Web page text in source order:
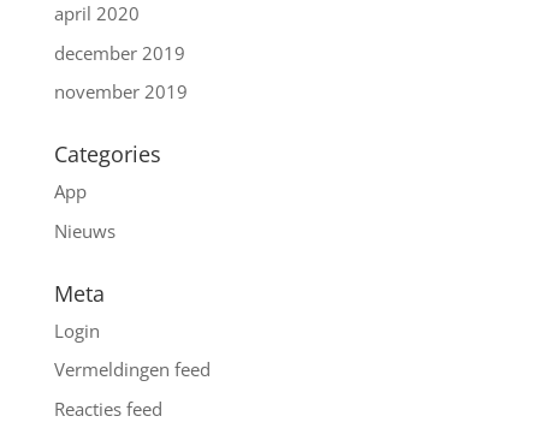
april 2020
december 2019
november 2019
Categories
App
Nieuws
Meta
Login
Vermeldingen feed
Reacties feed